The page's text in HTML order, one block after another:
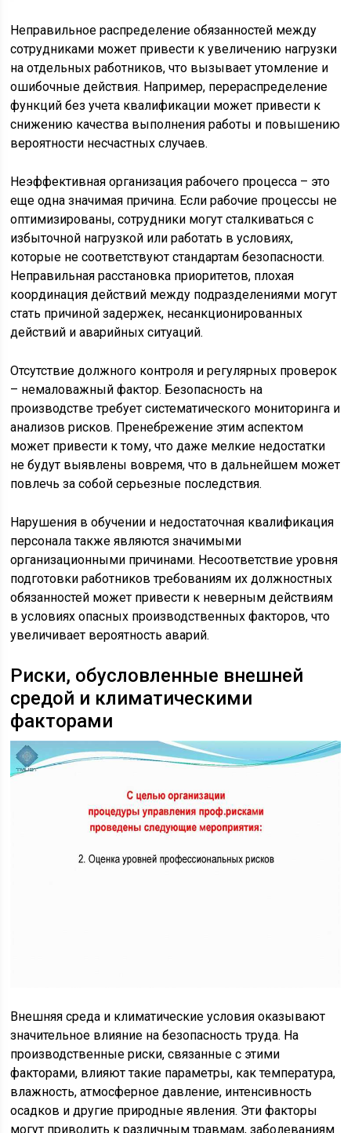
Неправильное распределение обязанностей между
сотрудниками может привести к увеличению нагрузки
на отдельных работников, что вызывает утомление и
ошибочные действия. Например, перераспределение
функций без учета квалификации может привести к
снижению качества выполнения работы и повышению
вероятности несчастных случаев.
Неэффективная организация рабочего процесса – это
еще одна значимая причина. Если рабочие процессы не
оптимизированы, сотрудники могут сталкиваться с
избыточной нагрузкой или работать в условиях,
которые не соответствуют стандартам безопасности.
Неправильная расстановка приоритетов, плохая
координация действий между подразделениями могут
стать причиной задержек, несанкционированных
действий и аварийных ситуаций.
Отсутствие должного контроля и регулярных проверок
– немаловажный фактор. Безопасность на
производстве требует систематического мониторинга и
анализов рисков. Пренебрежение этим аспектом
может привести к тому, что даже мелкие недостатки
не будут выявлены вовремя, что в дальнейшем может
повлечь за собой серьезные последствия.
Нарушения в обучении и недостаточная квалификация
персонала также являются значимыми
организационными причинами. Несоответствие уровня
подготовки работников требованиям их должностных
обязанностей может привести к неверным действиям
в условиях опасных производственных факторов, что
увеличивает вероятность аварий.
Риски, обусловленные внешней
средой и климатическими
факторами
Внешняя среда и климатические условия оказывают
значительное влияние на безопасность труда. На
производственные риски, связанные с этими
факторами, влияют такие параметры, как температура,
влажность, атмосферное давление, интенсивность
осадков и другие природные явления. Эти факторы
могут приводить к различным травмам, заболеваниям